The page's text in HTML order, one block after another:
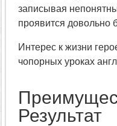
записывая
проявится довольно
Интерес к жизни
чопорных уроках
Результат